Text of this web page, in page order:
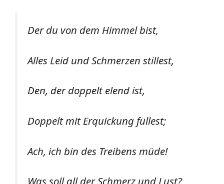
Der du von dem Himmel bist,
Alles Leid und Schmerzen stillest,
Den, der doppelt elend ist,
Doppelt mit Erquickung füllest;
Ach, ich bin des Treibens müde!
Was soll all der Schmerz und Lust?